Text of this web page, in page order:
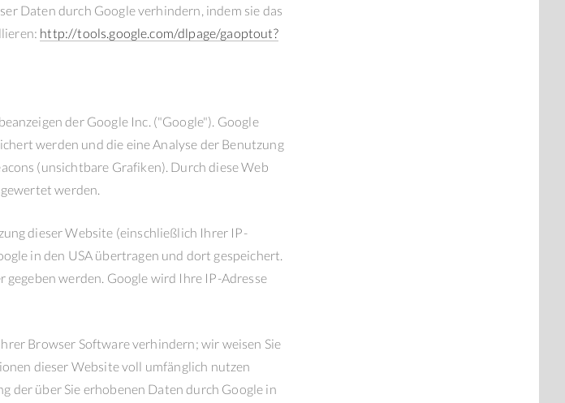
Daten durch Google verhindern, indem sie das
http://tools.google.com/dlpage/gaoptout?
der Google Inc. ("Google"). Google
werden und die eine Analyse der Benutzung
(unsichtbare Grafiken). Durch diese Web
werden.
dieser Website (einschließlich Ihrer IP-
in den USA übertragen und dort gespeichert.
werden. Google wird Ihre IP-Adresse
Browser Software verhindern; wir weisen Sie
dieser Website voll umfänglich nutzen
der über Sie erhobenen Daten durch Google in